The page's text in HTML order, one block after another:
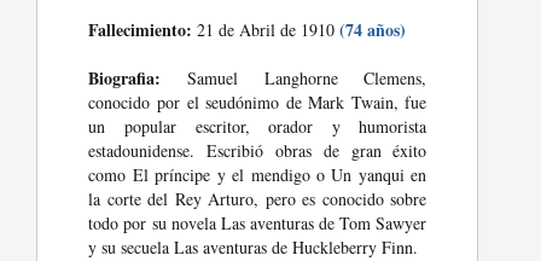
Fallecimiento: 21 de Abril de 1910(74 años)
Biografia: Samuel Langhorne Clemens,
conocido por el seudónimo de Mark Twain, fue
un popular escritor, orador y humorista
estadounidense. Escribió obras de gran éxito
como El príncipe y el mendigo o Un yanqui en
la corte del Rey Arturo, pero es conocido sobre
todo por su novela Las aventuras de Tom Sawyer
y su secuela Las aventuras de Huckleberry Finn.